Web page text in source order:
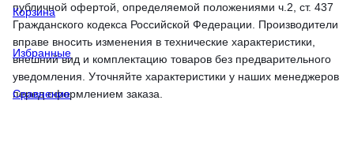
публичной офертой, определяемой положениями ч.2, ст. 437
Гражданского кодекса Российской Федерации. Производители
вправе вносить изменения в технические характеристики,
внешний вид и комплектацию товаров без предварительного
уведомления. Уточняйте характеристики у наших менеджеров
перед оформлением заказа.
Корзина
Избранные
Сравнение